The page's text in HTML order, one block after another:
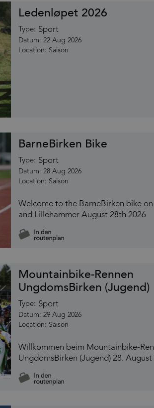
Ledenløpet 2026
Type: Sport
22 Aug 2026
Saison
BarneBirken Bike
Type: Sport
28 Aug 2026
Saison
Welcome to the BarneBirken bike on
and Lillehammer August 28th 2026
Mountainbike-Rennen
UngdomsBirken (Jugend)
Type: Sport
29 Aug 2026
Saison
Willkommen beim Mountainbike-
UngdomsBirken (Jugend) 28. August